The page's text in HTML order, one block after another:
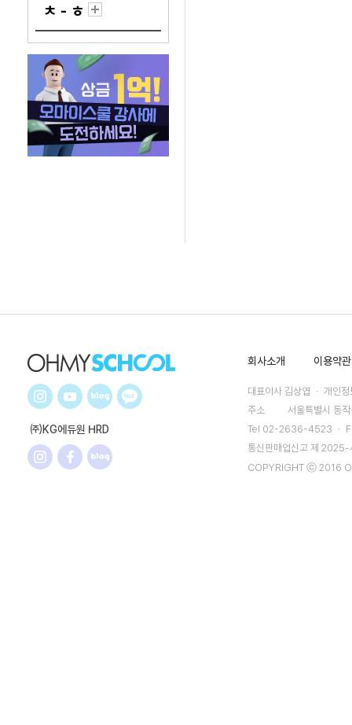
ㅊ - ㅎ
㈜KG에듀원 HRD
회사소개 이용약관
대표이사 김상엽 ㆍ 개인
주소
서울특별시 동
Tel 02-2636-4523 ㆍ
통신판매업신고 제
COPYRIGHT ⓒ 2016